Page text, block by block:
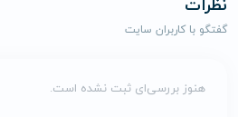
نظرات
گفتگو با کاربران سایت
هنوز بررسی‌ای ثبت نشده است.